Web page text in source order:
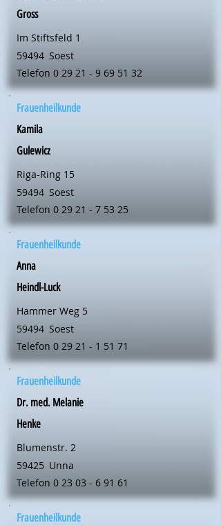
Gross
Im Stiftsfeld 1
59494 Soest
Telefon 0 29 21 - 9 69 51 32
Frauenheilkunde
Kamila
Gulewicz
Riga-Ring 15
59494 Soest
Telefon 0 29 21 - 7 53 25
Frauenheilkunde
Anna
Heindl-Luck
Hammer Weg 5
59494 Soest
Telefon 0 29 21 - 1 51 71
Frauenheilkunde
Dr. med. Melanie
Henke
Blumenstr. 2
59425 Unna
Telefon 0 23 03 - 6 91 61
Frauenheilkunde